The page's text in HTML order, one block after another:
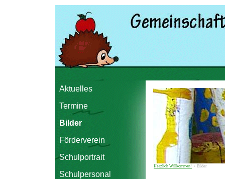
Aktuelles
Termine
Bilder
Förderverein
Schulportrait
Schulpersonal
Herzlich Willkommen! › Bilder